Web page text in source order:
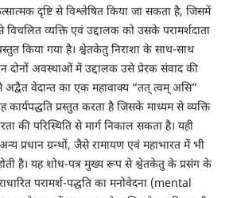
दृष्टि से विश्लेषित किया जा सकता है, जिसमें
व्यक्ति एवं उद्दालक को उसके परामर्शदाता
किया गया है। श्वेतकेतु निराशा के साथ-साथ
दोनों अवस्थाओं में उद्दालक उसे प्रेरक संवाद की
अद्वैत वेदान्त का एक महावाक्य “तत् त्वम् असि”
कार्यपद्धति प्रस्तुत करता है जिसके माध्यम से व्यक्ति
की परिस्थिति से मार्ग निकाल सकता है। यही
प्रधान ग्रन्थों, जैसे रामायण एवं महाभारत में भी
है। यह शोध-पत्र मुख्य रूप से श्वेतकेतु के प्रसंग के
परामर्श-पद्धति का मनोवेदना (mental